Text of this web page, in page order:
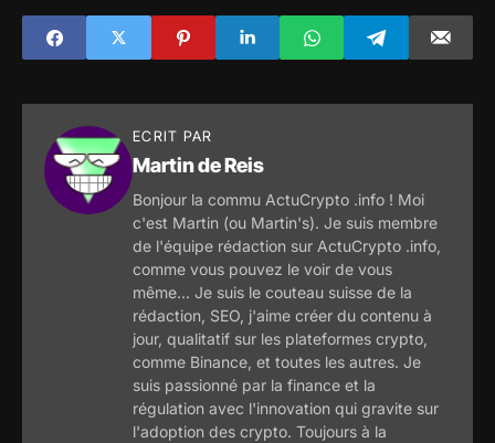
ECRIT PAR
Martin de Reis
Bonjour la commu ActuCrypto .info ! Moi
c'est Martin (ou Martin's). Je suis membre
de l'équipe rédaction sur ActuCrypto .info,
comme vous pouvez le voir de vous
même... Je suis le couteau suisse de la
rédaction, SEO, j'aime créer du contenu à
jour, qualitatif sur les plateformes crypto,
comme Binance, et toutes les autres. Je
suis passionné par la finance et la
régulation avec l'innovation qui gravite sur
l'adoption des crypto. Toujours à la